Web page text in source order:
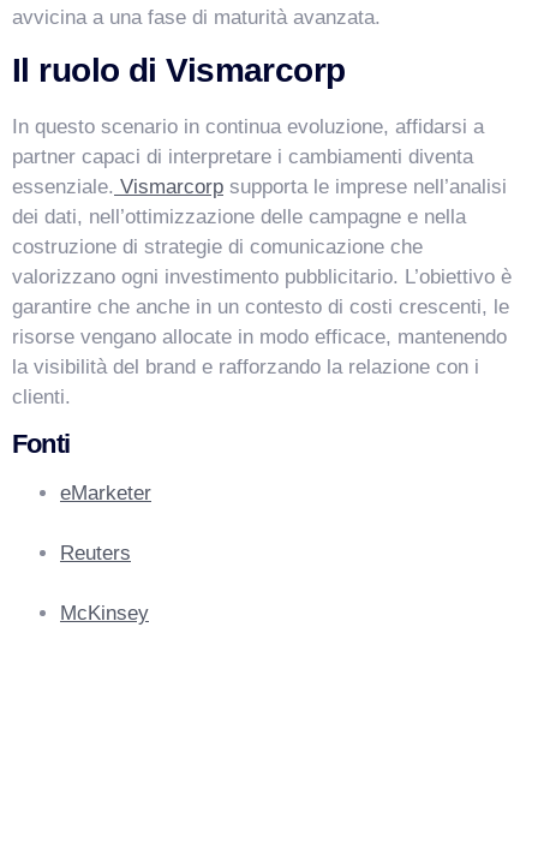
avvicina a una fase di maturità avanzata.
Il ruolo di Vismarcorp
In questo scenario in continua evoluzione, affidarsi a
partner capaci di interpretare i cambiamenti diventa
essenziale. Vismarcorp supporta le imprese nell’analisi
dei dati, nell’ottimizzazione delle campagne e nella
costruzione di strategie di comunicazione che
valorizzano ogni investimento pubblicitario. L’obiettivo è
garantire che anche in un contesto di costi crescenti, le
risorse vengano allocate in modo efficace, mantenendo
la visibilità del brand e rafforzando la relazione con i
clienti.
Fonti
eMarketer
Reuters
McKinsey